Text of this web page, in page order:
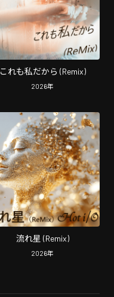
これも私だから (Remix)
2026年
流れ星 (Remix)
2026年